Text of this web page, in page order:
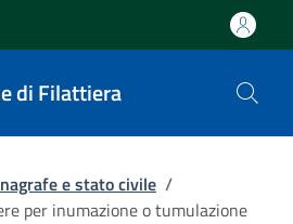
di Filattiera
e stato civile /
per inumazione o tumulazione